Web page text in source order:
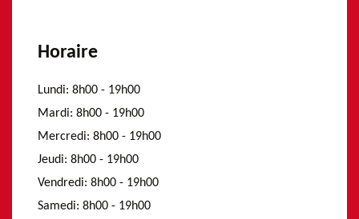
Horaire
Lundi: 8h00 - 19h00
Mardi: 8h00 - 19h00
Mercredi: 8h00 - 19h00
Jeudi: 8h00 - 19h00
Vendredi: 8h00 - 19h00
Samedi: 8h00 - 19h00